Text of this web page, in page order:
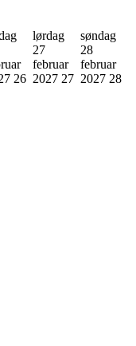
26
lørdag
27
februar
2027 27
søndag
28
februar
2027 28